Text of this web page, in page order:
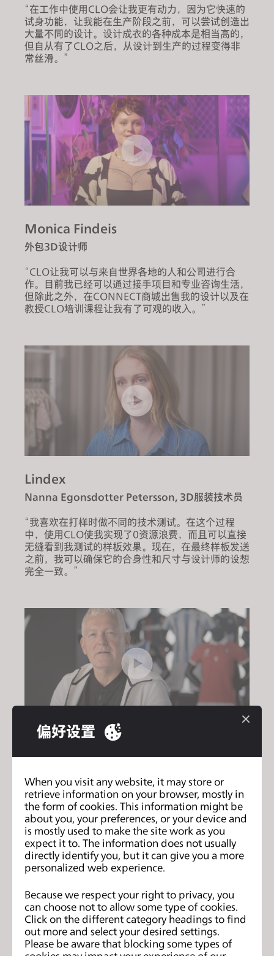
“在工作中使用CLO会让我更有动力，因为它快速的
试身功能，让我能在生产阶段之前，可以尝试创造出
大量不同的设计。设计成衣的各种成本是相当高的，
但自从有了CLO之后，从设计到生产的过程变得非
常丝滑。”
Monica Findeis
外包3D设计师
“CLO让我可以与来自世界各地的人和公司进行合
作。目前我已经可以通过接手项目和专业咨询生活，
但除此之外，在CONNECT商城出售我的设计以及在
教授CLO培训课程让我有了可观的收入。”
Lindex
Nanna Egonsdotter Petersson, 3D服装技术员
“我喜欢在打样时做不同的技术测试。在这个过程
中，使用CLO使我实现了0资源浪费，而且可以直接
无缝看到我测试的样板效果。现在，在最终样板发送
之前，我可以确保它的合身性和尺寸与设计师的设想
完全一致。”
Macron
Roberto Malatesta, 打板和技术部门主管
”对于打板部门来说，3D技术是一种不断进化的先进
科技。CLO软件的实用性让我们增强创造力，并降
低了犯错的几率。3D视觉呈现让我们可以轻易地发
现出服装生产线上出现的问题，也让设计师对细节和
比例有更好的把控。”
偏好设置
When you visit any website, it may store or
retrieve information on your browser, mostly in
the form of cookies. This information might be
about you, your preferences, or your device and
is mostly used to make the site work as you
expect it to. The information does not usually
directly identify you, but it can give you a more
personalized web experience.
Because we respect your right to privacy, you
can choose not to allow some type of cookies.
Click on the different category headings to find
out more and select your desired settings.
Please be aware that blocking some types of